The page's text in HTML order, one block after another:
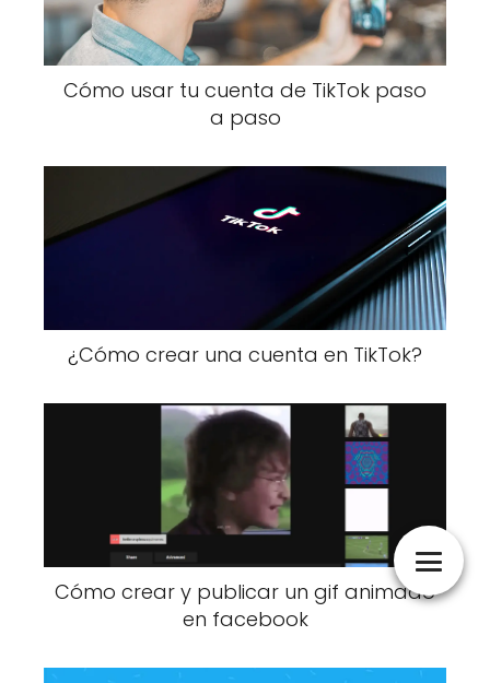
Cómo usar tu cuenta de TikTok paso
a paso
¿Cómo crear una cuenta en TikTok?
Cómo crear y publicar un gif animado
en facebook